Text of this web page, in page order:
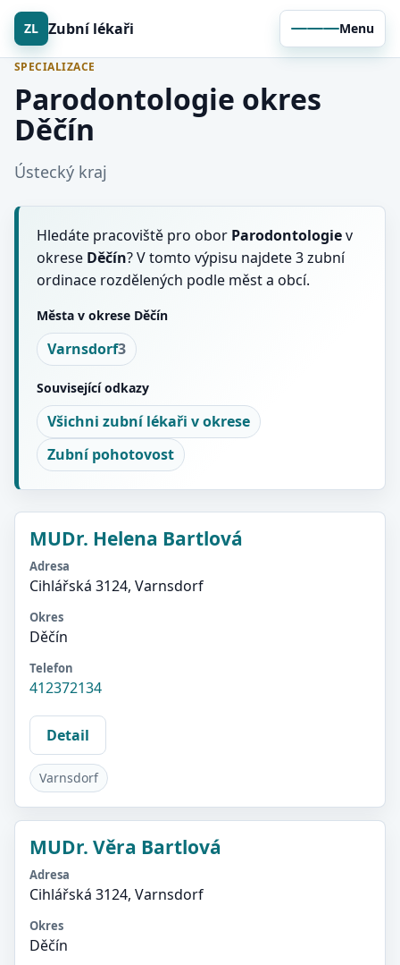
ZL Zubní lékaři Menu
SPECIALIZACE
Parodontologie okres
Děčín
Ústecký kraj
Hledáte pracoviště pro obor Parodontologiev
okrese Děčín? V tomto výpisu najdete 3 zubní
ordinace rozdělených podle měst a obcí.
Města v okrese Děčín
Varnsdorf3
Související odkazy
Všichni zubní lékaři v okrese
Zubní pohotovost
MUDr. Helena Bartlová
Adresa
Cihlářská 3124, Varnsdorf
Okres
Děčín
Telefon
412372134
Detail
Varnsdorf
MUDr. Věra Bartlová
Adresa
Cihlářská 3124, Varnsdorf
Okres
Děčín